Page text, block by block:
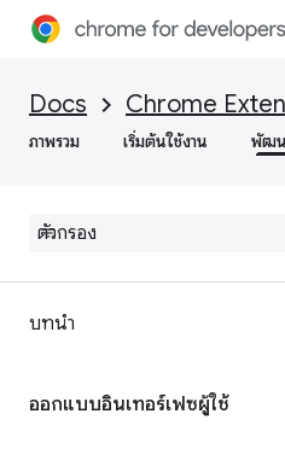
Docs Chrome
ภาพรวม เริ่มต้นใช้งาน พัฒ
บทนำ
ออกแบบอินเทอร์เฟซผู้ใช้